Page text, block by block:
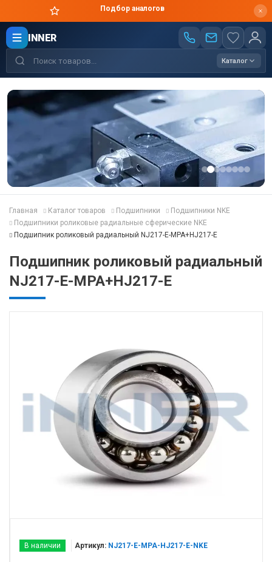
Цены производителя
INNER
Каталог
Главная Каталог товаров Подшипники
Подшипники NKE
Подшипники роликовые радиальные сферические NKE
Подшипник роликовый радиальный NJ217-E-MPA+HJ217-E
Подшипник роликовый радиальный
NJ217-E-MPA+HJ217-E
В наличии Артикул: NJ217-E-MPA-HJ217-E-NKE